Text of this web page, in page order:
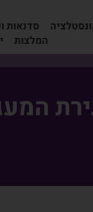
סדנאות
המלצות